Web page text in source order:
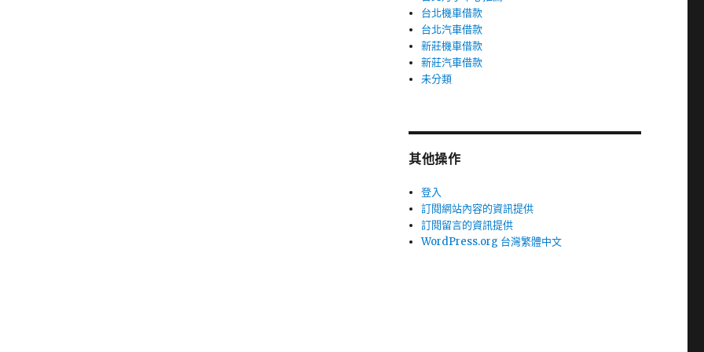
台北機車借款
台北汽車借款
新莊機車借款
新莊汽車借款
未分類
其他操作
登入
訂閱網站內容的資訊提供
訂閱留言的資訊提供
WordPress.org 台灣繁體中文